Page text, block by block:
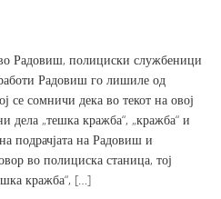
Радовиш, полициски службеници
Радовиш го лишиле од
се сомничи дека во текот на овој
„тешка кражба“, „кражба“ и
подрачјата на Радовиш и
во полициска станица, тој
кражба“, […]